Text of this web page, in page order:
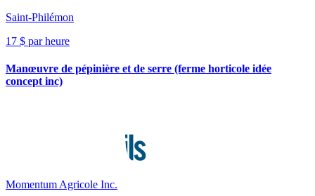
Saint-Philémon
17 $ par heure
Manœuvre de pépinière et de serre (ferme horticole idée
concept inc)
Momentum Agricole Inc.